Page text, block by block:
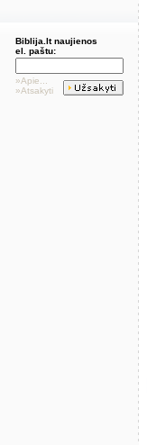
Biblija.lt naujienos
el. paštu:
»Apie...
»Atsakyti